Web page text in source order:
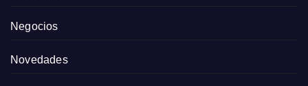
Negocios
Novedades